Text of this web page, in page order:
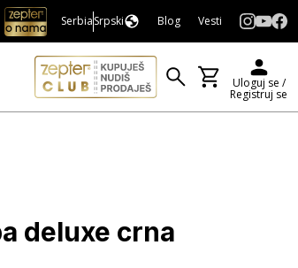
SerbiaSrpski Blog Vesti
Uloguj se /
Registruj se
deluxe crna